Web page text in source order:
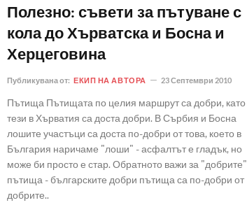
Полезно: съвети за пътуване с
кола до Хърватска и Босна и
Херцеговина
Публикувана от: ЕКИП НА АВТОРА 23 Септември 2010
Пътища Пътищата по целия маршрут са добри, като
тези в Хърватия са доста добри. В Сърбия и Босна
лошите участъци са доста по-добри от това, което в
България наричаме "лоши" - асфалтът е гладък, но
може би просто е стар. Обратното важи за "добрите"
пътища - българските добри пътища са по-добри от
добрите..